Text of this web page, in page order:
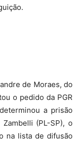
de Moraes, do
o pedido da PGR
a prisão
(PL-SP), o
na lista de difusão